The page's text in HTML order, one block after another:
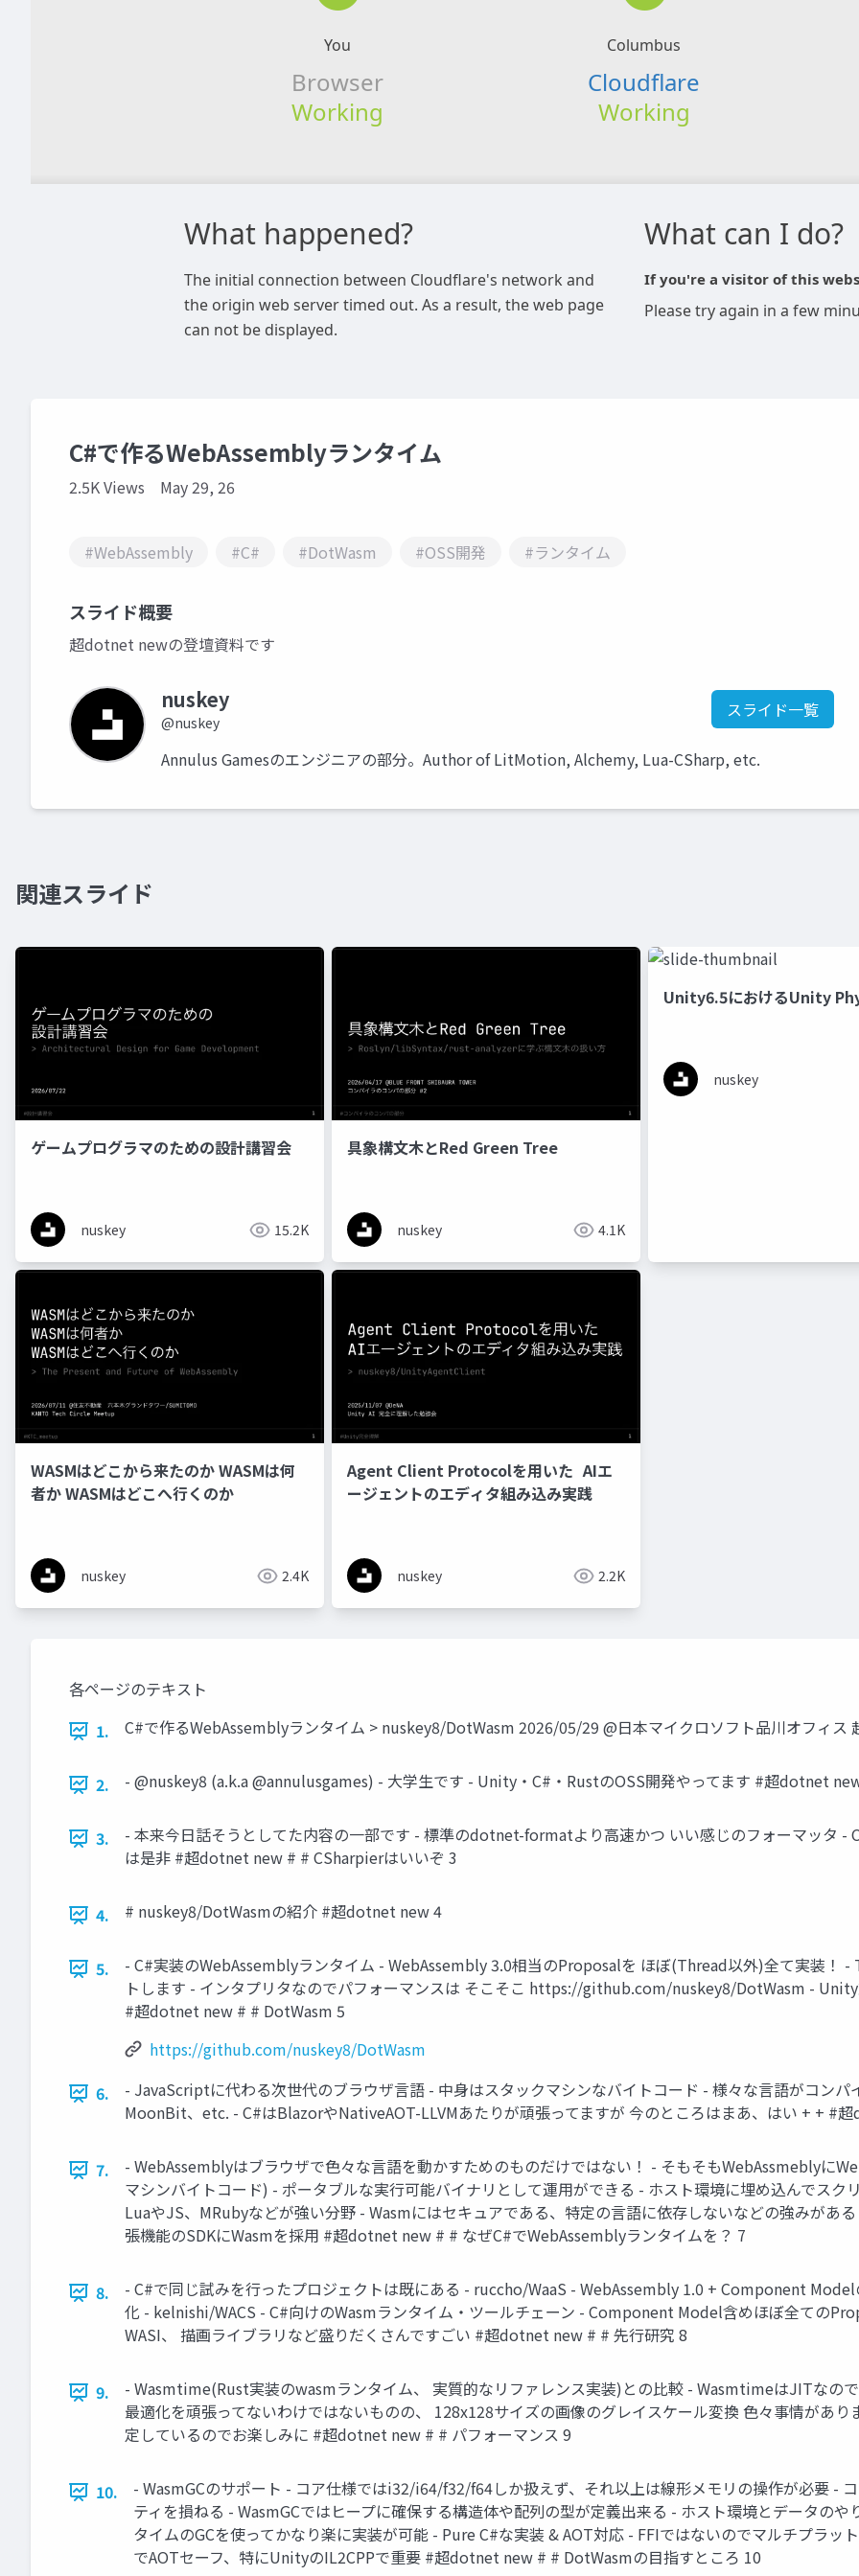
C#で作るWebAssemblyランタイム
2.5K Views May 29, 26
#WebAssembly #C# #DotWasm #OSS開発 #ランタイム
スライド概要
超dotnet newの登壇資料です
nuskey
@nuskey
スライド一覧
Annulus Gamesのエンジニアの部分。Author of LitMotion, Alchemy, Lua-CSharp, etc.
関連スライド
ゲームプログラマのための設計講習会
nuskey 15.2K
具象構文木とRed Green Tree
nuskey 4.1K
Unity6.5におけるUnity
nuskey
WASMはどこから来たのか WASMは何
者か WASMはどこへ行くのか
nuskey 2.4K
Agent Client Protocolを用いた AIエ
ージェントのエディタ組み込み実践
nuskey 2.2K
各ページのテキスト
1.
C#で作るWebAssemblyランタイム > nuskey8/DotWasm 2026/05/29 @日本マイクロソフト品川オフィ
2. - @nuskey8 (a.k.a @annulusgames) - 大学生です - Unity・C#・RustのOSS開発やってます #超dotnet
3.
- 本来今日話そうとしてた内容の一部です - 標準のdotnet-formatより高速かつ いい感じのフォーマッタ -
は是非 #超dotnet new # # CSharpierはいいぞ 3
4. # nuskey8/DotWasmの紹介 #超dotnet new 4
5.
- C#実装のWebAssemblyランタイム - WebAssembly 3.0相当のProposalを ほぼ(Thread以外)全て実装！
トします - インタプリタなのでパフォーマンスは そこそこ https://github.com/nuskey8/DotWasm -
#超dotnet new # # DotWasm 5
https://github.com/nuskey8/DotWasm
6.
- JavaScriptに代わる次世代のブラウザ言語 - 中身はスタックマシンなバイトコード - 様々な言語がコン
MoonBit、etc. - C#はBlazorやNativeAOT-LLVMあたりが頑張ってますが 今のところはまあ、はい + + #
7.
- WebAssemblyはブラウザで色々な言語を動かすためのものだけではない！ - そもそもWebAssmeblyに
マシンバイトコード) - ポータブルな実行可能バイナリとして運用ができる - ホスト環境に埋め込んでス
LuaやJS、MRubyなどが強い分野 - Wasmにはセキュアである、特定の言語に依存しないなどの強みが
張機能のSDKにWasmを採用 #超dotnet new # # なぜC#でWebAssemblyランタイムを？ 7
8.
- C#で同じ試みを行ったプロジェクトは既にある - ruccho/WaaS - WebAssembly 1.0 + Component
化 - kelnishi/WACS - C#向けのWasmランタイム・ツールチェーン - Component Model含めほぼ全ての
WASI、 描画ライブラリなど盛りだくさんですごい #超dotnet new # # 先行研究 8
9.
- Wasmtime(Rust実装のwasmランタイム、 実質的なリファレンス実装)との比較 - WasmtimeはJITなの
最適化を頑張ってないわけではないものの、 128x128サイズの画像のグレイスケール変換 色々事情があ
定しているのでお楽しみに #超dotnet new # # パフォーマンス 9
10.
- WasmGCのサポート - コア仕様ではi32/i64/f32/f64しか扱えず、それ以上は線形メモリの操作が必要 -
ティを損ねる - WasmGCではヒープに確保する構造体や配列の型が定義出来る - ホスト環境とデータの
タイムのGCを使ってかなり楽に実装が可能 - Pure C#な実装 & AOT対応 - FFIではないのでマルチプラッ
でAOTセーフ、特にUnityのIL2CPPで重要 #超dotnet new # # DotWasmの目指すところ 10